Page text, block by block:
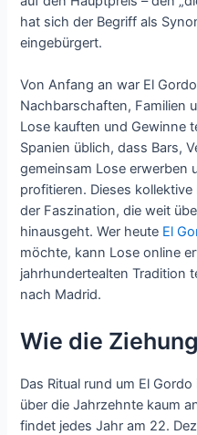
hat sich der Begriff als
eingebürgert.
Von Anfang an war El
Nachbarschaften, Familien
Lose kauften und Gewinne
Spanien üblich, dass Bars,
gemeinsam Lose erwerben
profitieren. Dieses
der Faszination, die weit
hinausgeht. Wer heute El
möchte, kann Lose online
jahrhundertealten Tradition
nach Madrid.
Wie die
Das Ritual rund um El
über die Jahrzehnte kaum
findet jedes Jahr am 22.